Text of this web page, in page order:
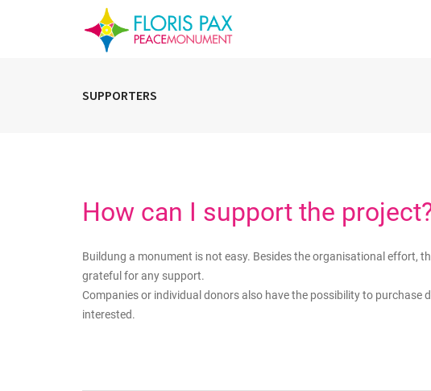
SUPPORTERS
How can I support the
Buildung a monument is not easy. Besides the organisational effort,
grateful for any support.
Companies or individual donors also have the possibility to
interested.